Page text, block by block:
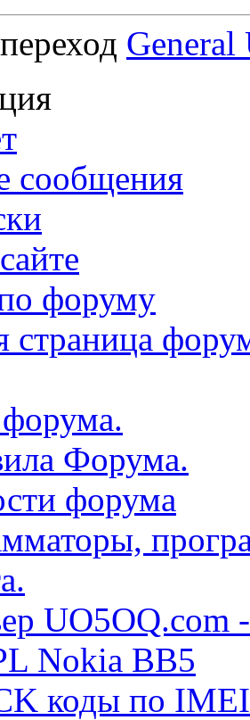
General
сообщения
форуму
страница
Форума.
форума
Nokia BB5
коды по IMEI